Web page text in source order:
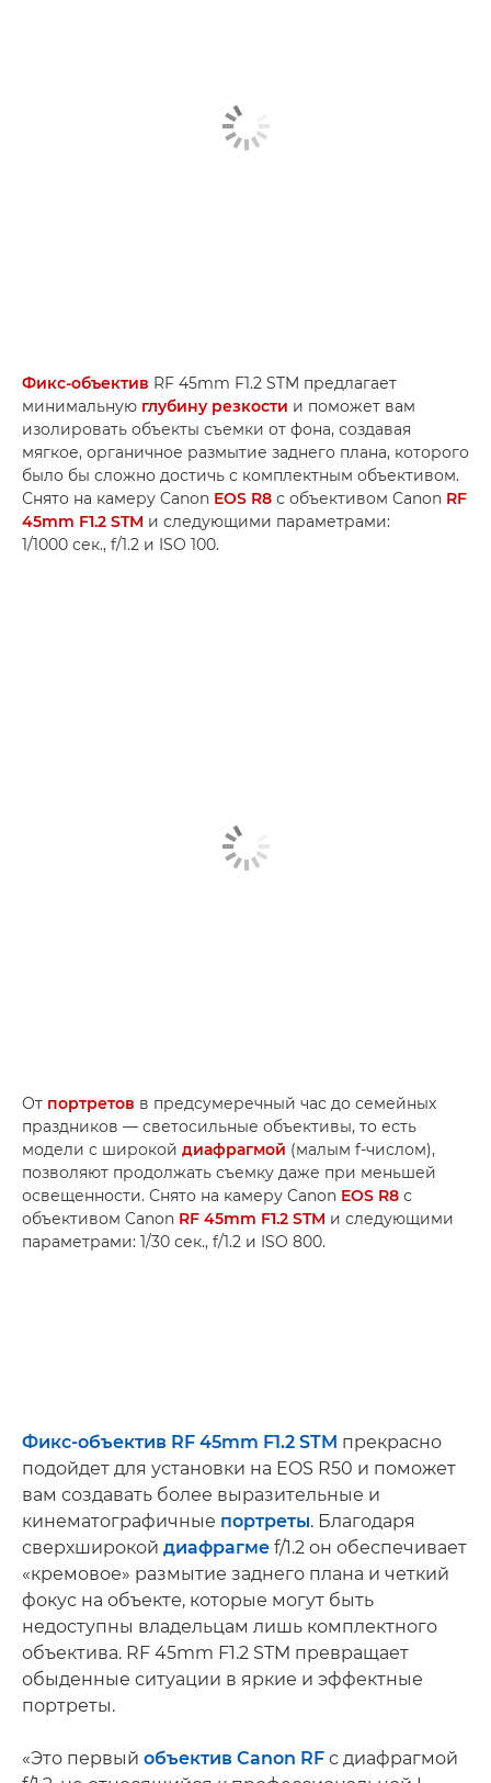
Фикс-объектив RF 45mm F1.2 STM предлагает
минимальную глубину резкости и поможет вам
изолировать объекты съемки от фона, создавая
мягкое, органичное размытие заднего плана, которого
было бы сложно достичь с комплектным объективом.
Снято на камеру Canon EOS R8 с объективом Canon RF
45mm F1.2 STM и следующими параметрами:
1/1000 сек., f/1.2 и ISO 100.
От портретов в предсумеречный час до семейных
праздников — светосильные объективы, то есть
модели с широкой диафрагмой (малым f-числом),
позволяют продолжать съемку даже при меньшей
освещенности. Снято на камеру Canon EOS R8 с
объективом Canon RF 45mm F1.2 STM и следующими
параметрами: 1/30 сек., f/1.2 и ISO 800.
Фикс-объектив RF 45mm F1.2 STM прекрасно
подойдет для установки на EOS R50 и поможет
вам создавать более выразительные и
кинематографичные портреты. Благодаря
сверхширокой диафрагме f/1.2 он обеспечивает
«кремовое» размытие заднего плана и четкий
фокус на объекте, которые могут быть
недоступны владельцам лишь комплектного
объектива. RF 45mm F1.2 STM превращает
обыденные ситуации в яркие и эффектные
портреты.
«Это первый объектив Canon RF с диафрагмой